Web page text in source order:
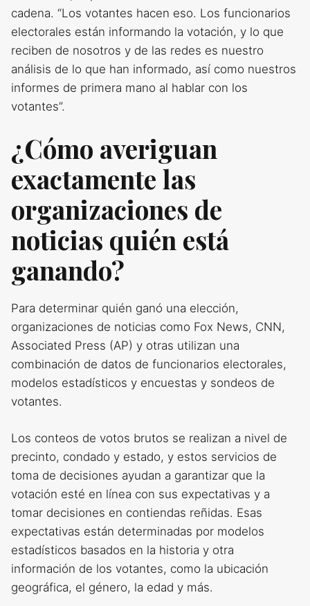
cadena. “Los votantes hacen eso. Los funcionarios
electorales están informando la votación, y lo que
reciben de nosotros y de las redes es nuestro
análisis de lo que han informado, así como nuestros
informes de primera mano al hablar con los
votantes”.
¿Cómo averiguan
exactamente las
organizaciones de
noticias quién está
ganando?
Para determinar quién ganó una elección,
organizaciones de noticias como Fox News, CNN,
Associated Press (AP) y otras utilizan una
combinación de datos de funcionarios electorales,
modelos estadísticos y encuestas y sondeos de
votantes.
Los conteos de votos brutos se realizan a nivel de
precinto, condado y estado, y estos servicios de
toma de decisiones ayudan a garantizar que la
votación esté en línea con sus expectativas y a
tomar decisiones en contiendas reñidas. Esas
expectativas están determinadas por modelos
estadísticos basados ​​en la historia y otra
información de los votantes, como la ubicación
geográfica, el género, la edad y más.